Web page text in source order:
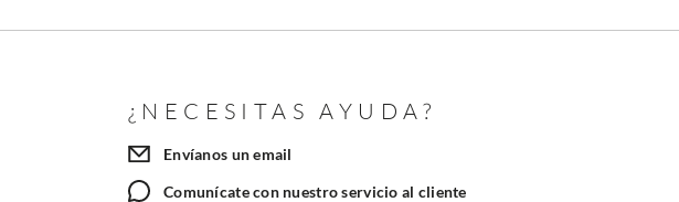
¿NECESITAS AYUDA?
Envíanos un email
Comunícate con nuestro servicio al cliente